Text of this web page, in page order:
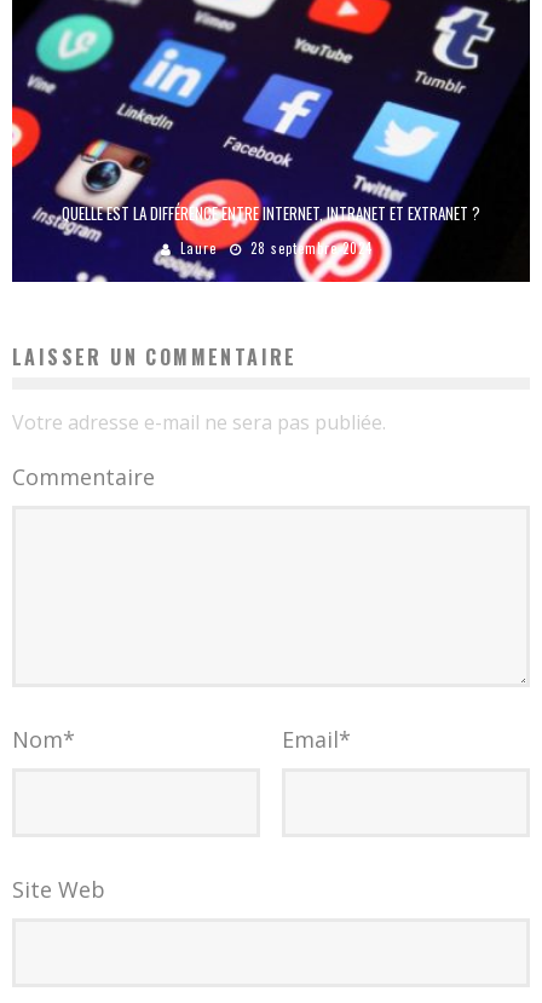
QUELLE EST LA DIFFÉRENCE ENTRE INTERNET, INTRANET ET EXTRANET ?
Laure 28 septembre 2024
LAISSER UN COMMENTAIRE
Votre adresse e-mail ne sera pas publiée.
Commentaire
Nom* Email*
Site Web